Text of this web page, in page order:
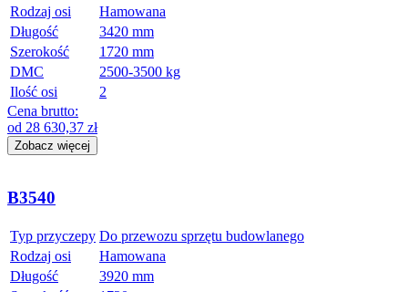
Rodzaj osi
Hamowana
Długość
3420 mm
Szerokość
1720 mm
DMC
2500-3500 kg
Ilość osi
2
Cena brutto:
od 28 630,37 zł
Zobacz więcej
B3540
Typ przyczepy Do przewozu sprzętu budowlanego
Rodzaj osi
Hamowana
Długość
3920 mm